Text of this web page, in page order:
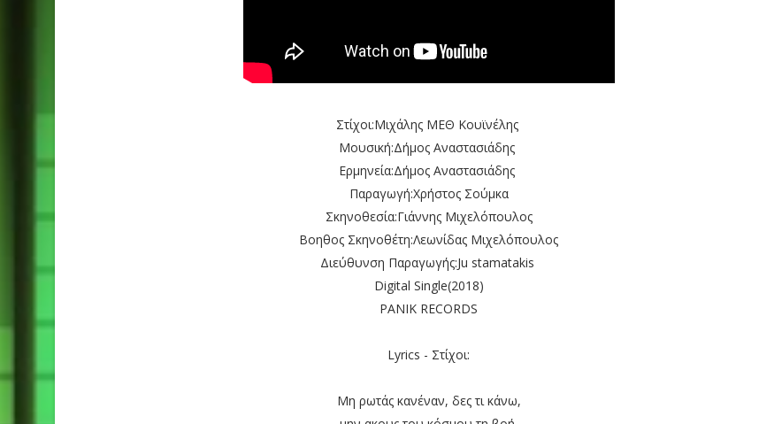
Στίχοι:Μιχάλης ΜΕΘ Κουϊνέλης
Μουσική:Δήμος Αναστασιάδης
Ερμηνεία:Δήμος Aναστασιάδης
Παραγωγή:Χρήστος Σούμκα
Σκηνοθεσία:Γιάννης Μιχελόπουλος
Βοηθος Σκηνοθέτη:Λεωνίδας Μιχελόπουλος
Διεύθυνση Παραγωγής:Ju stamatakis
Digital Single(2018)
PANIK RECORDS
Lyrics - Στίχοι:
Μη ρωτάς κανέναν, δες τι κάνω,